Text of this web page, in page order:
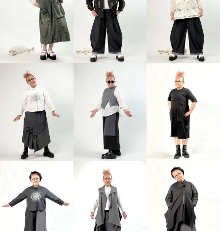
ベルポニー アシンメトリーデザ
イン ストレッチジャージー素材
ロングジレ
ブラック Ｌ〜ＬＬ